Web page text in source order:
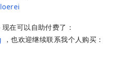
在可以自助付费了：
，也欢迎继续联系我个人购买：